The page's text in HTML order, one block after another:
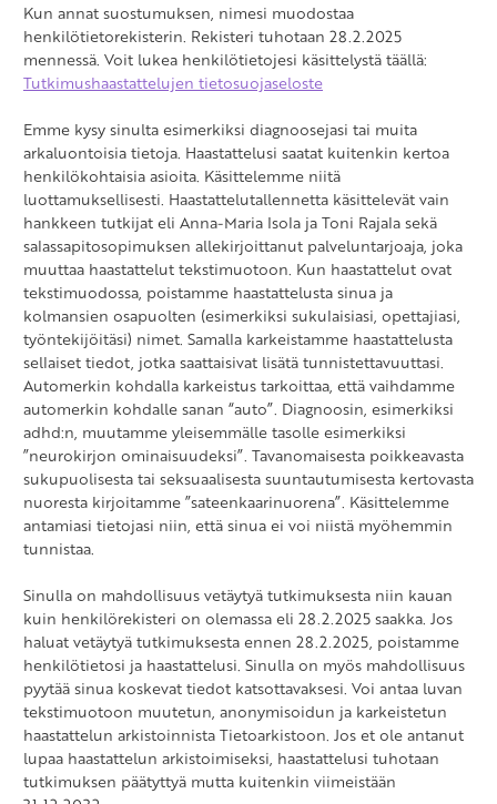
Kun annat suostumuksen, nimesi muodostaa
henkilötietorekisterin. Rekisteri tuhotaan 28.2.2025
mennessä. Voit lukea henkilötietojesi käsittelystä täällä:
Tutkimushaastattelujen tietosuojaseloste
Emme kysy sinulta esimerkiksi diagnoosejasi tai muita
arkaluontoisia tietoja. Haastattelusi saatat kuitenkin kertoa
henkilökohtaisia asioita. Käsittelemme niitä
luottamuksellisesti. Haastattelutallennetta käsittelevät vain
hankkeen tutkijat eli Anna-Maria Isola ja Toni Rajala sekä
salassapitosopimuksen allekirjoittanut palveluntarjoaja, joka
muuttaa haastattelut tekstimuotoon. Kun haastattelut ovat
tekstimuodossa, poistamme haastattelusta sinua ja
kolmansien osapuolten (esimerkiksi sukulaisiasi, opettajiasi,
työntekijöitäsi) nimet. Samalla karkeistamme haastattelusta
sellaiset tiedot, jotka saattaisivat lisätä tunnistettavuuttasi.
Automerkin kohdalla karkeistus tarkoittaa, että vaihdamme
automerkin kohdalle sanan “auto”. Diagnoosin, esimerkiksi
adhd:n, muutamme yleisemmälle tasolle esimerkiksi
”neurokirjon ominaisuudeksi”. Tavanomaisesta poikkeavasta
sukupuolisesta tai seksuaalisesta suuntautumisesta kertovasta
nuoresta kirjoitamme ”sateenkaarinuorena”. Käsittelemme
antamiasi tietojasi niin, että sinua ei voi niistä myöhemmin
tunnistaa.
Sinulla on mahdollisuus vetäytyä tutkimuksesta niin kauan
kuin henkilörekisteri on olemassa eli 28.2.2025 saakka. Jos
haluat vetäytyä tutkimuksesta ennen 28.2.2025, poistamme
henkilötietosi ja haastattelusi. Sinulla on myös mahdollisuus
pyytää sinua koskevat tiedot katsottavaksesi. Voi antaa luvan
tekstimuotoon muutetun, anonymisoidun ja karkeistetun
haastattelun arkistoinnista Tietoarkistoon. Jos et ole antanut
lupaa haastattelun arkistoimiseksi, haastattelusi tuhotaan
tutkimuksen päätyttyä mutta kuitenkin viimeistään